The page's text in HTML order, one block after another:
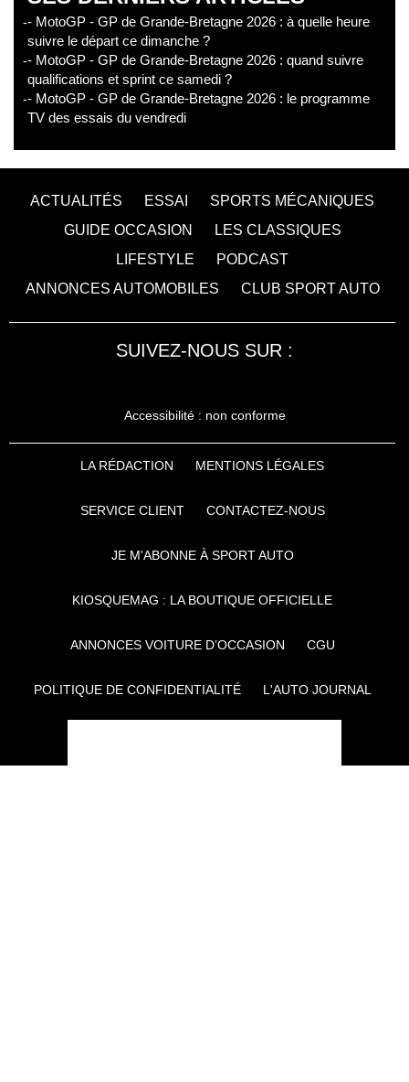
- MotoGP - GP de Grande-Bretagne 2026 : à quelle heure
suivre le départ ce dimanche ?
- MotoGP - GP de Grande-Bretagne 2026 : quand suivre
qualifications et sprint ce samedi ?
- MotoGP - GP de Grande-Bretagne 2026 : le programme
TV des essais du vendredi
ACTUALITÉS ESSAI
SPORTS MÉCANIQUES
GUIDE OCCASION
LES CLASSIQUES
LIFESTYLE
PODCAST
ANNONCES AUTOMOBILES
CLUB SPORT AUTO
SUIVEZ-NOUS SUR :
Accessibilité : non conforme
LA RÉDACTION MENTIONS LÉGALES
SERVICE CLIENT CONTACTEZ-NOUS
JE M'ABONNE À SPORT AUTO
KIOSQUEMAG : LA BOUTIQUE OFFICIELLE
ANNONCES VOITURE D’OCCASION CGU
POLITIQUE DE CONFIDENTIALITÉ L'AUTO JOURNAL